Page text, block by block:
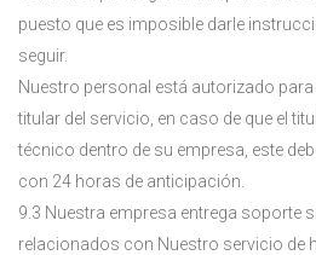
puesto que es imposible darle
seguir.
Nuestro personal está autorizado
titular del servicio, en caso de que el
técnico dentro de su empresa, este
con 24 horas de anticipación.
9.3 Nuestra empresa entrega soporte
relacionados con Nuestro servicio de